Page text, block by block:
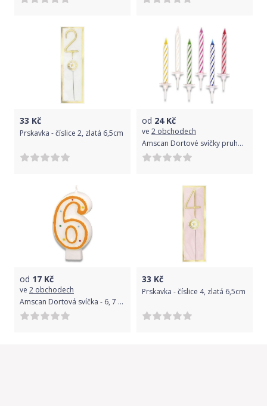
33 Kč
Prskavka - číslice 2, zlatá 6,5cm
od 24Kč
ve 2 obchodech
Amscan Dortové svíčky pruhované 24 ks + 12 stojánků
od 17 Kč
ve 2 obchodech
Amscan Dortová svíčka - 6, 7 cm
33 Kč
Prskavka - číslice 4, zlatá 6,5cm